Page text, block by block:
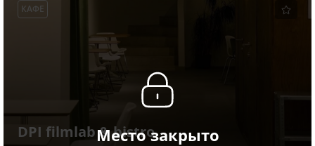
Место закрыто
КАФЕ
DPI filmlab & bistro